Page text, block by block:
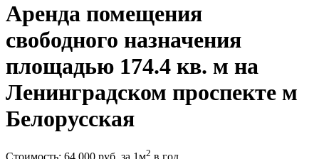
Аренда помещения
свободного назначения
площадью 174.4 кв. м на
Ленинградском проспекте м
Белорусская
2